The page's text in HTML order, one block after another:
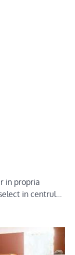
in propria
in centrul…